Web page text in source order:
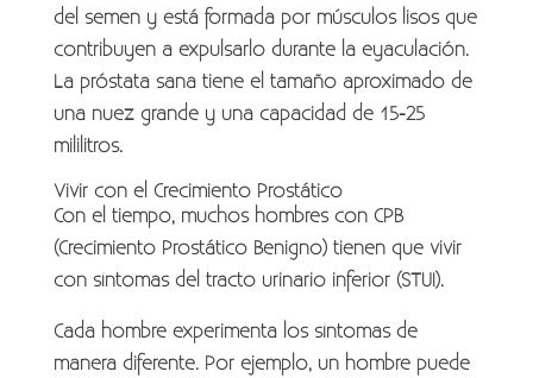
del semen y está formada por músculos lisos que
contribuyen a expulsarlo durante la eyaculación.
La próstata sana tiene el tamaño aproximado de
una nuez grande y una capacidad de 15-25
mililitros.
Vivir con el Crecimiento Prostático
Con el tiempo, muchos hombres con CPB
(Crecimiento Prostático Benigno) tienen que vivir
con síntomas del tracto urinario inferior (STUI).
Cada hombre experimenta los síntomas de
manera diferente. Por ejemplo, un hombre puede